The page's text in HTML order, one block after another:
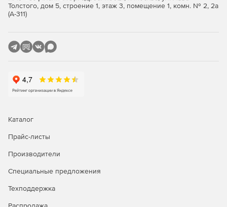
Толстого, дом 5, строение 1, этаж 3, помещение 1, комн. № 2, 2а
(А-311)
Каталог
Прайс-листы
Производители
Специальные предложения
Техподдержка